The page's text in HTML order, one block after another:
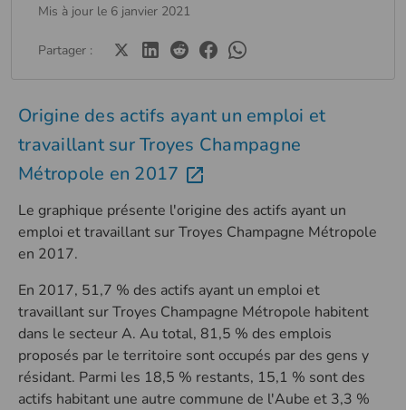
Mis à jour le 6 janvier 2021
Partager :
Origine des actifs ayant un emploi et
travaillant sur Troyes Champagne
Métropole en 2017
Le graphique présente l'origine des actifs ayant un
emploi et travaillant sur Troyes Champagne Métropole
en 2017.
En 2017, 51,7 % des actifs ayant un emploi et
travaillant sur Troyes Champagne Métropole habitent
dans le secteur A. Au total, 81,5 % des emplois
proposés par le territoire sont occupés par des gens y
résidant. Parmi les 18,5 % restants, 15,1 % sont des
actifs habitant une autre commune de l'Aube et 3,3 %